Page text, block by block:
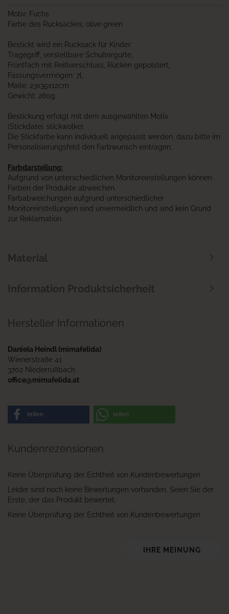
Motiv: Fuchs
Farbe des Rucksackes: olive green
Bestickt wird ein Rucksack für Kinder.
Tragegriff, verstellbare Schultergurte,
Frontfach mit Reißverschluss, Rücken gepolstert,
Fassungsvermögen: 7l,
Maße: 23x35x12cm
Gewicht: 260g
Bestickung erfolgt mit dem ausgewählten Motiv
(Stickdatei: stickwolke).
Die Stickfarbe kann individuell angepasst werden, dazu bitte im
Personalisierungsfeld den Farbwunsch eintragen.
Farbdarstellung:
Aufgrund von unterschiedlichen Monitoreinstellungen können
Farben der Produkte abweichen.
Farbabweichungen aufgrund unterschiedlicher
Monitoreinstellungen sind unvermeidlich und sind kein Grund
zur Reklamation.
Material
Information Produktsicherheit
Hersteller Informationen
Daniela Heindl (mimafelida)
Wienerstraße 41
3702 Niederrußbach
office@mimafelida.at
teilen teilen
Kundenrezensionen
Keine Überprüfung der Echtheit von Kundenbewertungen
Leider sind noch keine Bewertungen vorhanden. Seien Sie der
Erste, der das Produkt bewertet.
Keine Überprüfung der Echtheit von Kundenbewertungen
IHRE MEINUNG